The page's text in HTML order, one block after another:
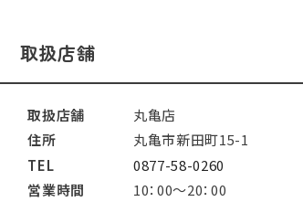
取扱店舗
取扱店舗
丸亀店
住所
丸亀市新田町15-1
TEL
0877-58-0260
営業時間
10：00～20：00